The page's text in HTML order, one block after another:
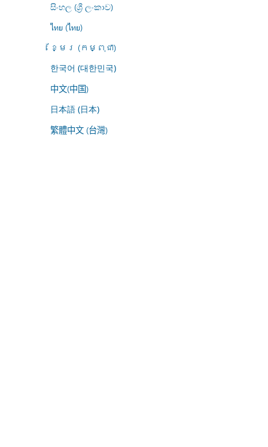
සිංහල (ශ්‍රී ලංකාව)
ไทย (ไทย)
ខ្មែរ (កម្ពុជា)
한국어 (대한민국)
中文(中国)
日本語 (日本)
繁體中文 (台灣)